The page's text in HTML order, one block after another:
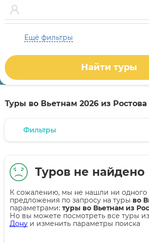
Ещё фильтры
Найти туры
Туры во Вьетнам 2026 из
Фильтры
Туров не найдено
К сожалению, мы не нашли ни одного
предложения по запросу на туры во
параметрами: туры во Вьетнам из
Но вы можете посмотреть все туры из
Дону и изменить параметры поиска